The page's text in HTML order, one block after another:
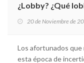
¿Lobby? ¿Qué
20 de Noviembre de
Los afortunados
esta época de